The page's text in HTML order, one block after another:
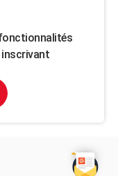
inscrivant